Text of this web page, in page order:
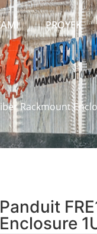
PROYEK
Rackmount
Panduit
Enclosure